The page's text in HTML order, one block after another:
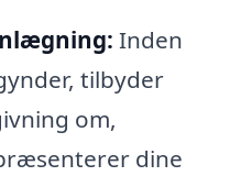
Inden
tilbyder
om,
dine